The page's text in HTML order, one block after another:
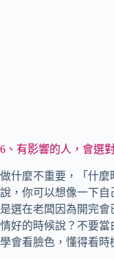
6、有影響的人，會選
做什麼不重要，「什麼
說，你可以想像一下自
是選在老闆因為開完
情好的時候說？不要當
學會看臉色，懂得看時